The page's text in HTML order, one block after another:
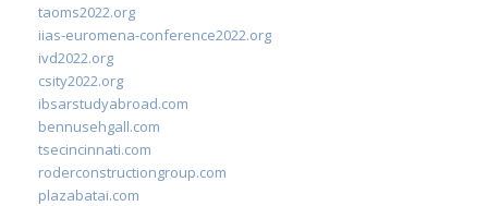
taoms2022.org
iias-euromena-conference2022.org
ivd2022.org
csity2022.org
ibsarstudyabroad.com
bennusehgall.com
tsecincinnati.com
roderconstructiongroup.com
plazabatai.com